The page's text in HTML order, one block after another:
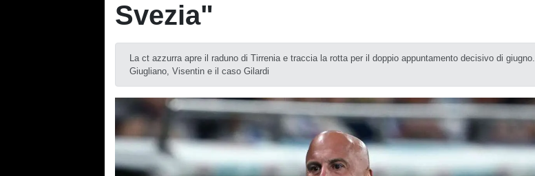
Svezia"
La ct azzurra apre il raduno di Tirrenia e traccia la rotta per il doppio appuntamento decisivo di giugno.
Giugliano, Visentin e il caso Gilardi